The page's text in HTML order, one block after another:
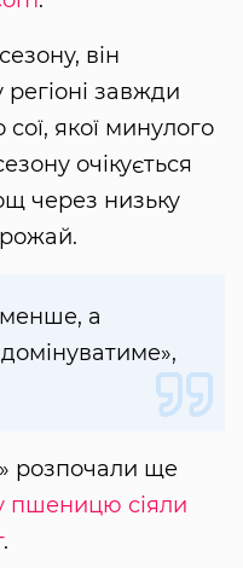
він
завжди
якої минулого
очікується
через низьку
а
розпочали ще
пшеницю сіяли
.